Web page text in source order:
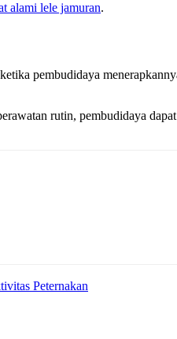
alami lele jamuran.
pembudidaya
rutin, pembudidaya
Peternakan